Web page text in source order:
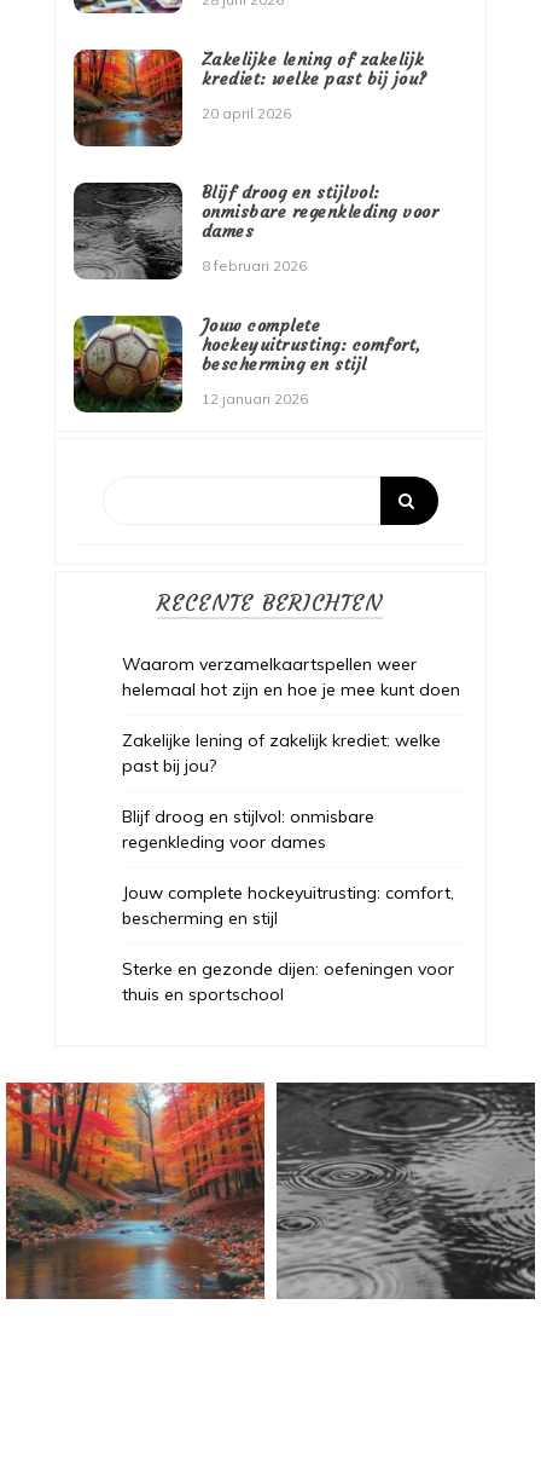
Zakelijke lening of zakelijk
krediet: welke past bij jou?
20 april 2026
Blijf droog en stijlvol:
onmisbare regenkleding voor
dames
8 februari 2026
Jouw complete
hockeyuitrusting: comfort,
bescherming en stijl
12 januari 2026
RECENTE BERICHTEN
Waarom verzamelkaartspellen weer
helemaal hot zijn en hoe je mee kunt doen
Zakelijke lening of zakelijk krediet: welke
past bij jou?
Blijf droog en stijlvol: onmisbare
regenkleding voor dames
Jouw complete hockeyuitrusting: comfort,
bescherming en stijl
Sterke en gezonde dijen: oefeningen voor
thuis en sportschool